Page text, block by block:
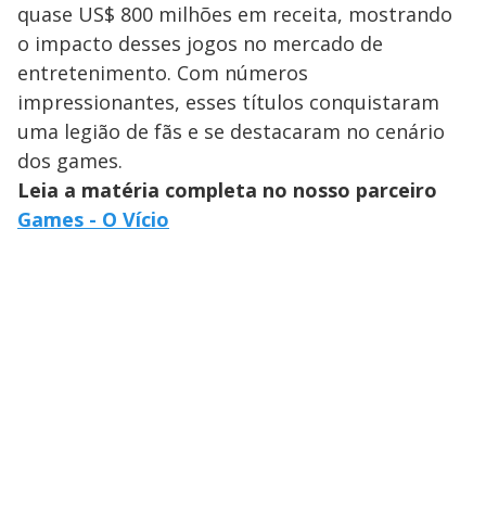
quase US$ 800 milhões em receita, mostrando
o impacto desses jogos no mercado de
entretenimento. Com números
impressionantes, esses títulos conquistaram
uma legião de fãs e se destacaram no cenário
dos games.
Leia a matéria completa no nosso parceiro
Games - O Vício